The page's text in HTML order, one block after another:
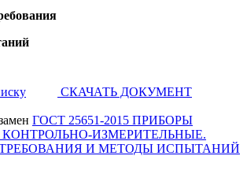
СКАЧАТЬ ДОКУМЕНТ
ГОСТ 25651-2015 ПРИБОРЫ
ИЗМЕРИТЕЛЬНЫЕ.
И МЕТОДЫ ИСПЫТАНИЙ